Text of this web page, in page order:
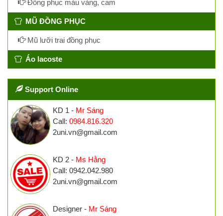
Đồng phục màu vàng, cam
MŨ ĐỒNG PHỤC
Mũ lưỡi trai đồng phục
Áo lacoste
Support Online
KD 1 - Mr Sáng
Call: 0984.816.320
2uni.vn@gmail.com
KD 2 - Ms Hằng
Call: 0942.042.980
2uni.vn@gmail.com
Designer - Mr Sáng